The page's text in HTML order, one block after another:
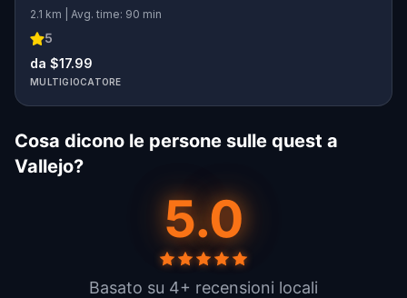
2.1 km | Avg. time: 90 min
5
da $17.99
MULTIGIOCATORE
Cosa dicono le persone sulle quest a
Vallejo?
5.0
Basato su 4+ recensioni locali